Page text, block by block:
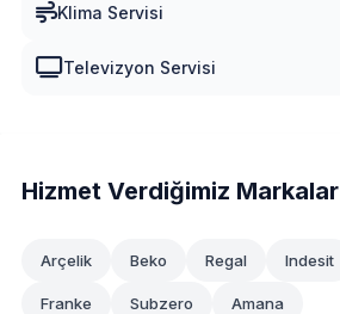
Klima Servisi
Televizyon Servisi
Hizmet Verdiğimiz Markalar
Arçelik Beko Regal Indesit
Franke Subzero Amana